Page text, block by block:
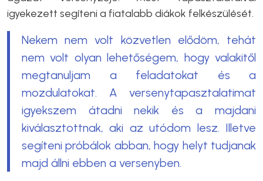
igyekezett segíteni a fiatalabb diákok felkészülését.
Nekem nem volt közvetlen elődöm, tehát
nem volt olyan lehetőségem, hogy valakitől
megtanuljam a feladatokat és a
mozdulatokat. A versenytapasztalatimat
igyekszem átadni nekik és a majdani
kiválasztottnak, aki az utódom lesz. Illetve
segíteni próbálok abban, hogy helyt tudjanak
majd állni ebben a versenyben.